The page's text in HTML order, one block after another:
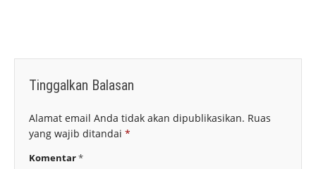
Tinggalkan Balasan
Alamat email Anda tidak akan dipublikasikan. Ruas
yang wajib ditandai *
Komentar*